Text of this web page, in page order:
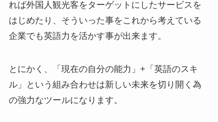
れば外国人観光客をターゲットにしたサービスを
はじめたり、そういった事をこれから考えている
企業でも英語力を活かす事が出来ます。
とにかく、「現在の自分の能力」+「英語のスキ
ル」という組み合わせは新しい未来を切り開く為
の強力なツールになります。